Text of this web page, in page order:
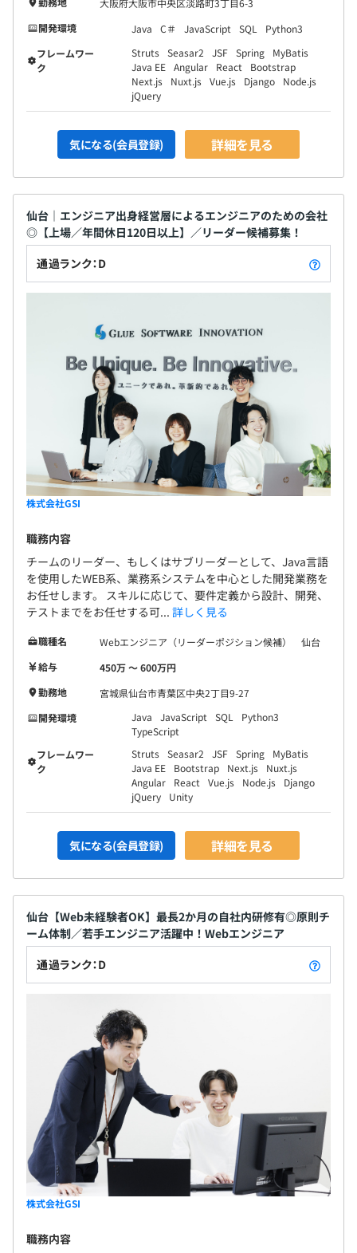
大阪府大阪市中央区淡路町3丁目6-3
開発環境
Java C＃ JavaScript SQL
Python3
フレームワー
ク
Struts Seasar2 JSF Spring
MyBatis
Java EE Angular React
Bootstrap
Next.js
Nuxt.js Vue.js Django
Node.js
jQuery
気になる(会員登録) 詳細を見る
仙台｜エンジニア出身経営層によるエンジニアのための会社
◎【上場／年間休日120日以上】／リーダー候補募集！
通過ランク：D
株式会社GSI
職務内容
チームのリーダー、もしくはサブリーダーとして、Java言語
を使用したWEB系、業務系システムを中心とした開発業務を
お任せします。 スキルに応じて、要件定義から設計、開発、
テストまでをお任せする可... 詳しく見る
職種名
Webエンジニア（リーダーポジション候補） 仙台
給与
450万 〜 600万円
勤務地
宮城県仙台市青葉区中央2丁目9-27
開発環境
Java JavaScript SQL
Python3
TypeScript
フレームワー
ク
Struts Seasar2 JSF Spring
MyBatis
Java EE
Bootstrap Next.js
Nuxt.js
Angular
React Vue.js Node.js
Django
jQuery
Unity
気になる(会員登録) 詳細を見る
仙台【Web未経験者OK】最長2か月の自社内研修有◎原則チ
ーム体制／若手エンジニア活躍中！Webエンジニア
通過ランク：D
株式会社GSI
職務内容